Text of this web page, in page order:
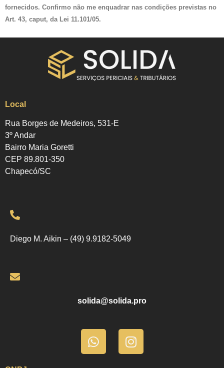
fornecidos. Confirmo não me enquadrar nas condições previstas no
Art. 43, caput, da Lei 11.101/05.
Local
Rua Borges de Medeiros, 531-E
3º Andar
Bairro Maria Goretti
CEP 89.801-350
Chapecó/SC
Diego M. Aikin – (49) 9.9182-5049
solida@solida.pro